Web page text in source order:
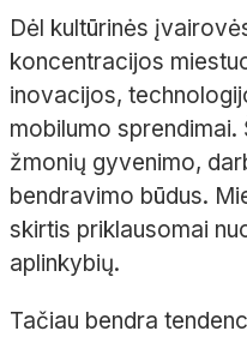
Dėl kultūrinės
koncentracijos
inovacijos,
mobilumo
žmonių gyvenimo,
bendravimo būdus.
skirtis priklausomai
aplinkybių.
Tačiau bendra